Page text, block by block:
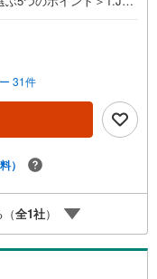
完備のお店立体駐車場
す。3.大型キッズスペ
ひご覧ください。店内
ます。4.年中無休・365
20時まで。スピードある
の無料個別相談サービ
費等も含めたシミュレ
ーンアドバイザーな
在籍しております。お
をお待ちしておりま
31件
）
全1社）